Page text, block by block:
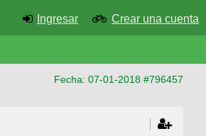
Ingresar Crear una cuenta
Fecha: 07-01-2018 #796457